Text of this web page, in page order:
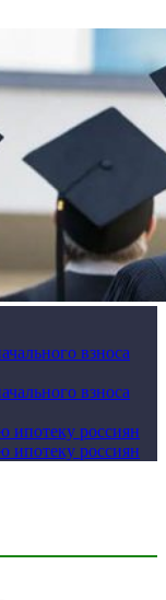
взноса
взноса
ипотеку россиян
ипотеку россиян